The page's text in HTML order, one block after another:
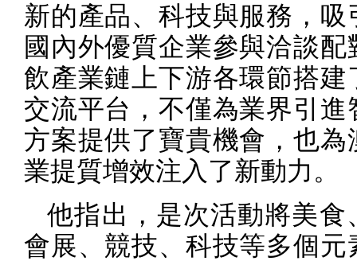
新的產品、科技與服務，吸
國內外優質企業參與洽談配
飲產業鏈上下游各環節搭建
交流平台，不僅為業界引進
方案提供了寶貴機會，也為
業提質增效注入了新動力。
他指出，是次活動將美食
會展、競技、科技等多個元